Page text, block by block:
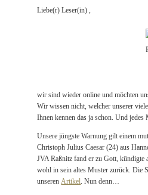
Liebe(r) Leser(in) ,
wir sind wieder online und möchten
Wir wissen nicht, welcher unserer
Ihnen kennen das ja schon. Und
Unsere jüngste Warnung gilt einem
Christoph Julius Caesar (24) aus
JVA Raßnitz fand er zu Gott, kündigte
wohl in sein altes Muster zurück. Die
unserenArtikel. Nun denn…